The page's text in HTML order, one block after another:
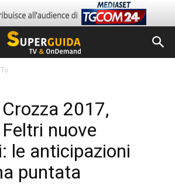
2017,
nuove
le anticipazioni
puntata